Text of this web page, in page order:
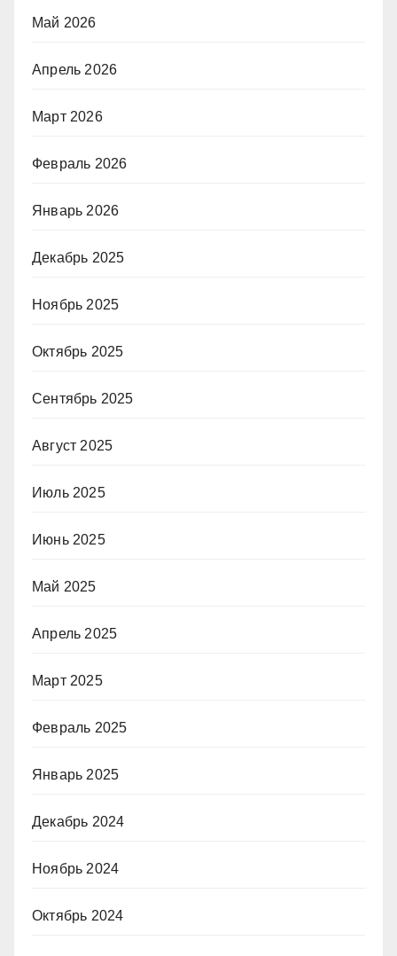
Май 2026
Апрель 2026
Март 2026
Февраль 2026
Январь 2026
Декабрь 2025
Ноябрь 2025
Октябрь 2025
Сентябрь 2025
Август 2025
Июль 2025
Июнь 2025
Май 2025
Апрель 2025
Март 2025
Февраль 2025
Январь 2025
Декабрь 2024
Ноябрь 2024
Октябрь 2024